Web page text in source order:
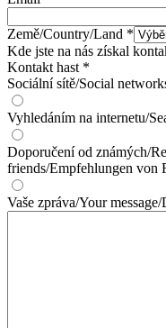
Země/Country/Land *
Kde jste na nás získal
Kontakt hast *
Sociální sítě/Social
Vyhledáním na internetu/
Doporučení od známých/
friends/Empfehlungen von
Vaše zpráva/Your